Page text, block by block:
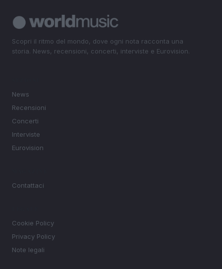
Scopri il ritmo del mondo, dove ogni nota racconta una
storia. News, recensioni, concerti, interviste e Eurovision.
News
Recensioni
Concerti
Interviste
Eurovision
Contattaci
Cookie Policy
Privacy Policy
Note legali